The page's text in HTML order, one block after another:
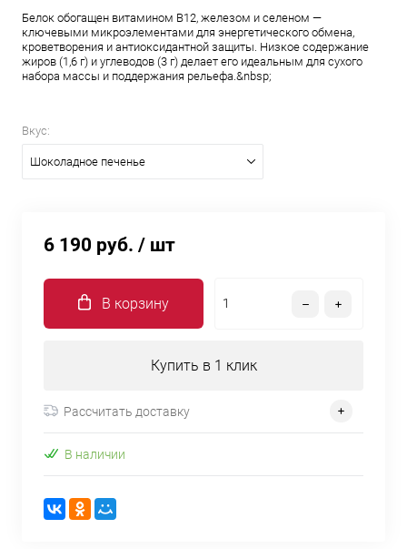
Белок обогащен витамином B12, железом и селеном —
ключевыми микроэлементами для энергетического обмена,
кроветворения и антиоксидантной защиты. Низкое содержание
жиров (1,6 г) и углеводов (3 г) делает его идеальным для сухого
набора массы и поддержания рельефа.&nbsp;
Вкус:
Шоколадное печенье
6 190 руб. / шт
В корзину
Купить в 1 клик
Рассчитать доставку
В наличии